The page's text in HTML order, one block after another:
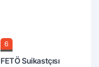
6
FETÖ Suikastçısı